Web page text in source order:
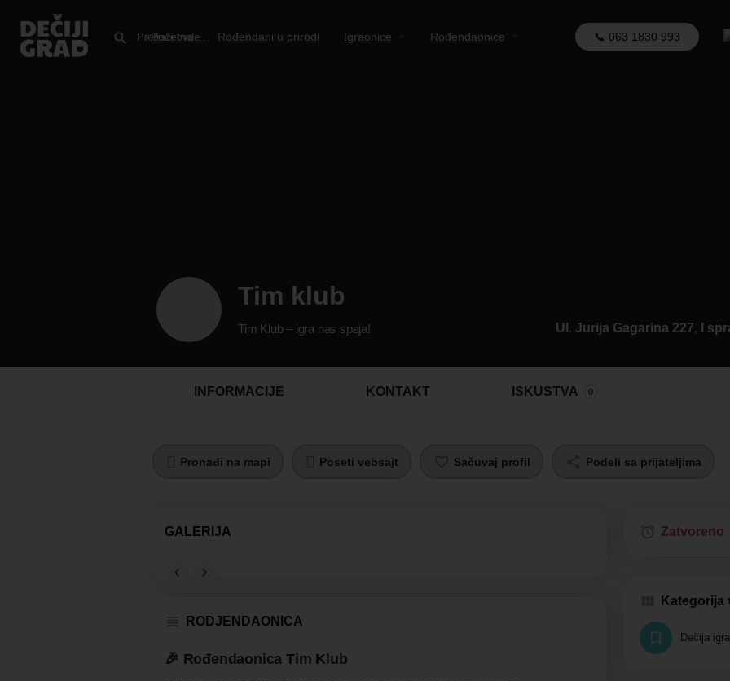
Početna Rođendani u prirodi Igraonice Rođendaonice 📞 063 1830 993
Tim klub
Tim Klub – igra nas spaja! TC ENJUB, Blok 45, Ul. Jurija Gagarina 227, I
INFORMACIJE KONTAKT ISKUSTVA 0
Pronađi na mapi Poseti vebsajt Sačuvaj profil Podeli sa prijateljima
GALERIJA
RODJENDAONICA
🎉 Rođendaonica Tim Klub
Zatvoreno
Kategorija
Dečija